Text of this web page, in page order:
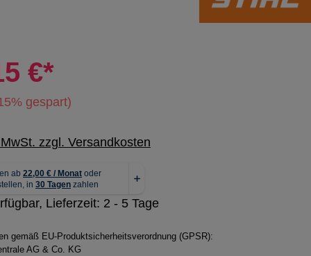
€*
gespart)
zzgl. Versandkosten
Lieferzeit: 2 - 5 Tage
gemäß EU-Produktsicherheitsverordnung (GPSR):
AG & Co. KG